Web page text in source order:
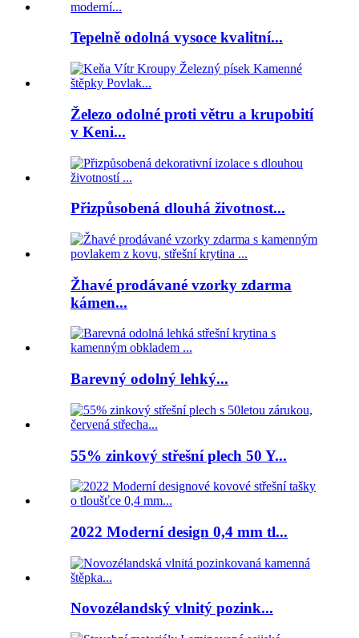
Tepelně odolná vysoce kvalitní...
Železo odolné proti větru a krupobití
v Keni...
Přizpůsobená dlouhá životnost...
Žhavé prodávané vzorky zdarma
kámen...
Barevný odolný lehký...
55% zinkový střešní plech 50 Y...
2022 Moderní design 0,4 mm tl...
Novozélandský vlnitý pozink...